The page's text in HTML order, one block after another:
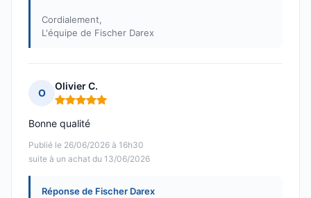
Cordialement,
L'équipe de Fischer Darex
O
Olivier C.
Note : 5 sur 5
Publié le 26/06/2026 à 16h30
suite à un achat du 13/06/2026
Bonne qualité
Réponse de Fischer Darex